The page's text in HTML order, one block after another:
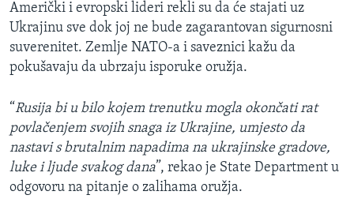
Američki i evropski lideri rekli su da će stajati uz
Ukrajinu sve dok joj ne bude zagarantovan sigurnosni
suverenitet. Zemlje NATO-a i saveznici kažu da
pokušavaju da ubrzaju isporuke oružja.
“Rusija bi u bilo kojem trenutku mogla okončati rat
povlačenjem svojih snaga iz Ukrajine, umjesto da
nastavi s brutalnim napadima na ukrajinske gradove,
luke i ljude svakog dana”, rekao je State Department u
odgovoru na pitanje o zalihama oružja.